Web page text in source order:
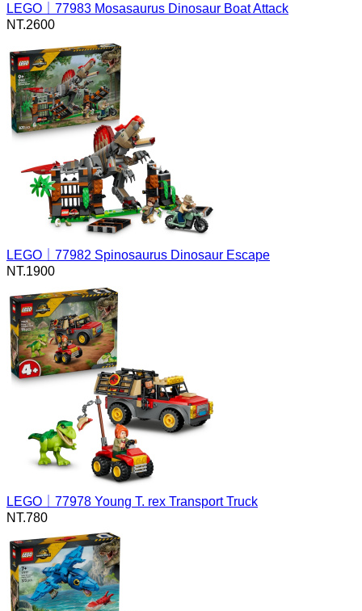
LEGO｜77983 Mosasaurus Dinosaur Boat Attack
NT.2600
LEGO｜77982 Spinosaurus Dinosaur Escape
NT.1900
LEGO｜77978 Young T. rex Transport Truck
NT.780